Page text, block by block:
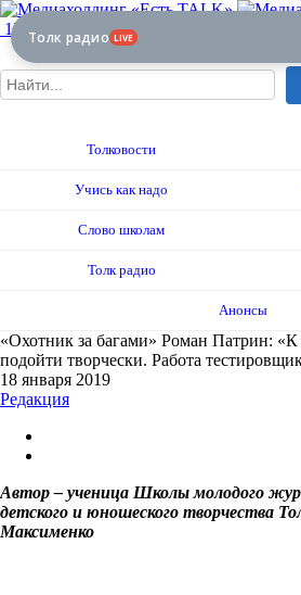
12+
Толковости
Учись как надо
Слово школам
Толк радио
Анонсы
«Охотник за багами» Роман Патрин:
подойти творчески. Работа
18 января 2019
Редакция
Автор – ученица Школы молодого
детского и юношеского творчества
Максименко
Толк радио LIVE